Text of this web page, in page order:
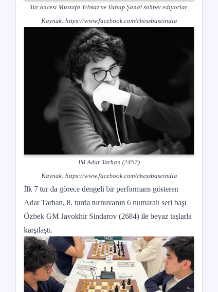
Tur öncesi Mustafa Yılmaz ve Vahap Şanal sohbet ediyorlar.
Kaynak: https://www.facebook.com/chessbaseindia
IM Adar Tarhan (2457)
Kaynak: https://www.facebook.com/chessbaseindia
İlk 7 tur da görece dengeli bir performans gösteren
Adar Tarhan, 8. turda turnuvanın 6 numaralı seri başı
Özbek GM Javokhir Sindarov (2684) ile beyaz taşlarla
karşılaştı.